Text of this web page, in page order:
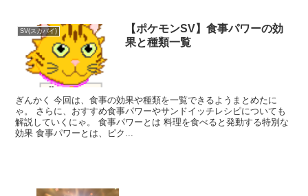
SV(スカバイ)
【ポケモンSV】食事パワーの効
果と種類一覧
ぎんかく 今回は、食事の効果や種類を一覧できるようまとめたに
ゃ。 さらに、おすすめ食事パワーやサンドイッチレシピについても
解説していくにゃ。 食事パワーとは 料理を食べると発動する特別な
効果 食事パワーとは、ピク...